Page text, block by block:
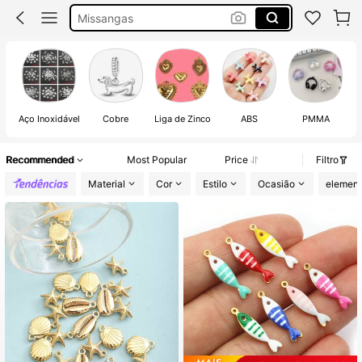
Pendentes Aço Inoxidavel
Pingentes
Aço Inoxidável Cobre Liga de Zinco ABS PMMA
Recommended Most Popular Price
Filtro
Material
Cor Estilo Ocasião